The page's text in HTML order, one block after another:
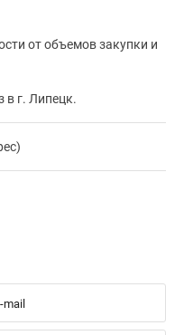
от объемов закупки и
в г. Липецк.
mail